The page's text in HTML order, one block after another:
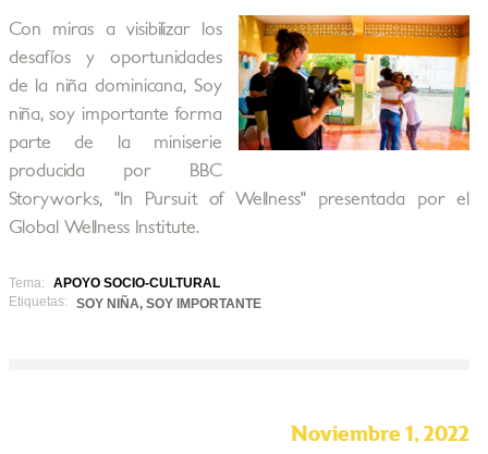
Con miras a visibilizar los
desafíos y oportunidades
de la niña dominicana, Soy
niña, soy importante forma
parte de la miniserie
producida por BBC
Storyworks, "In Pursuit of Wellness" presentada por el
Global Wellness Institute.
Tema:
APOYO SOCIO-CULTURAL
Etiquetas:
SOY NIÑA, SOY IMPORTANTE
Noviembre 1, 2022